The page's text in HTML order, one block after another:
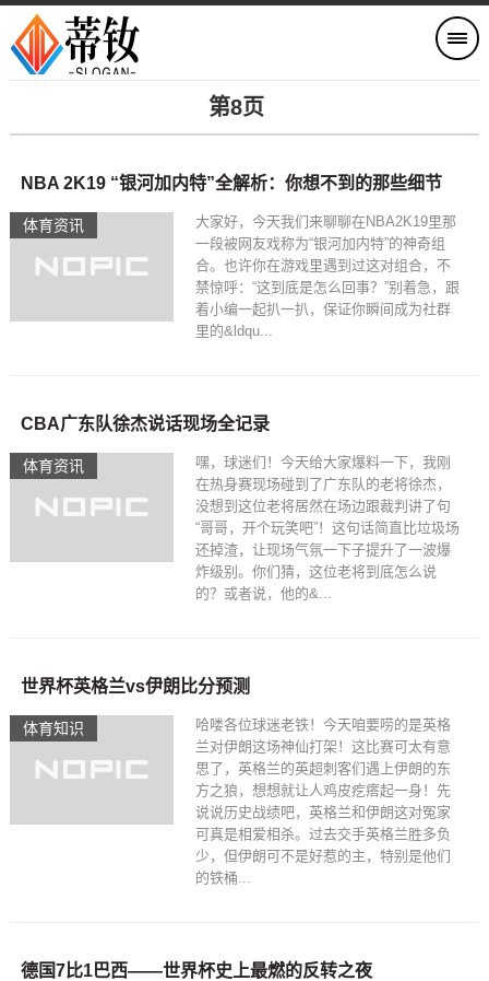
第8页
体育资讯
NBA 2K19 “银河加内特”全解析：你想不到的那些细节
大家好，今天我们来聊聊在NBA2K19里那
一段被网友戏称为“银河加内特”的神奇组
合。也许你在游戏里遇到过这对组合，不
禁惊呼：“这到底是怎么回事？”别着急，跟
着小编一起扒一扒，保证你瞬间成为社群
里的&ldqu...
体育资讯
CBA广东队徐杰说话现场全记录
嘿，球迷们！今天给大家爆料一下，我刚
在热身赛现场碰到了广东队的老将徐杰，
没想到这位老将居然在场边跟裁判讲了句
“哥哥，开个玩笑吧”！这句话简直比垃圾场
还掉渣，让现场气氛一下子提升了一波爆
炸级别。你们猜，这位老将到底怎么说
的？或者说，他的&...
体育知识
世界杯英格兰vs伊朗比分预测
哈喽各位球迷老铁！今天咱要唠的是英格
兰对伊朗这场神仙打架！这比赛可太有意
思了，英格兰的英超刺客们遇上伊朗的东
方之狼，想想就让人鸡皮疙瘩起一身！先
说说历史战绩吧，英格兰和伊朗这对冤家
可真是相爱相杀。过去交手英格兰胜多负
少，但伊朗可不是好惹的主，特别是他们
的铁桶...
德国7比1巴西——世界杯史上最燃的反转之夜